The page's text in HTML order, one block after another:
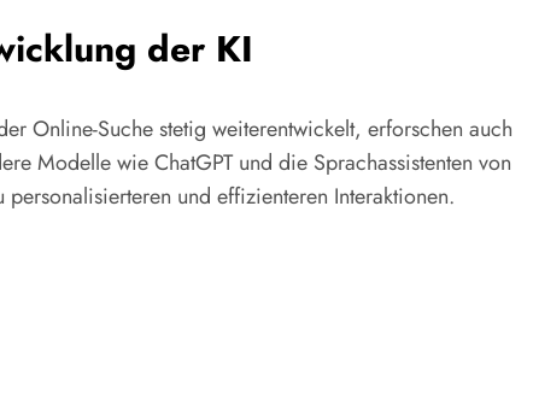
der KI
Online-Suche stetig weiterentwickelt, erforschen auch
Modelle wie ChatGPT und die Sprachassistenten von
und effizienteren Interaktionen.